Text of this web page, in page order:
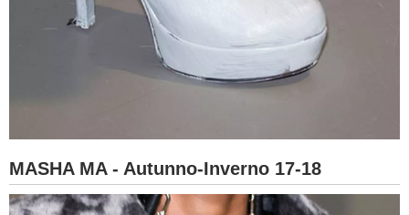
MASHA MA - Autunno-Inverno 17-18